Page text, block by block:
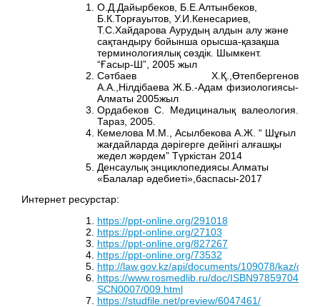
О.Д.Дайырбеков, Б.Е.Алтынбеков,
Б.К.Торғауытов, У.И.Кенесариев,
Т.С.Хайдарова Аурудың алдын алу және
сақтандыру бойынша орысша-қазақша
терминологиялық сөздік. Шымкент.
“Ғасыр-Ш”, 2005 жыл
Сәтбаев Х.Қ.,Өтепбергенов
А.А.,Нілдібаева Ж.Б.-Адам физиологиясы-
Алматы 2005жыл
Ордабеков С. Медициналық валеология.
Тараз, 2005.
Кемелова М.М., Асылбекова А.Ж. “ Шұғыл
жағдайларда дәрігерге дейінгі алғашқы
жедел жәрдем” Tүркістан 2014
Денсаулық энциклопедиясы.Алматы
«Балалар әдебиеті»,баспасы-2017
Интернет ресурстар:
https://ppt-online.org/291018
https://ppt-online.org/27103
https://ppt-online.org/827267
https://ppt-online.org/73532
http://law.gov.kz/api/documents/109078/kaz/
https://www.rosmedlib.ru/doc/
SCN0007/009.html
https://studfile.net/preview/6047461/